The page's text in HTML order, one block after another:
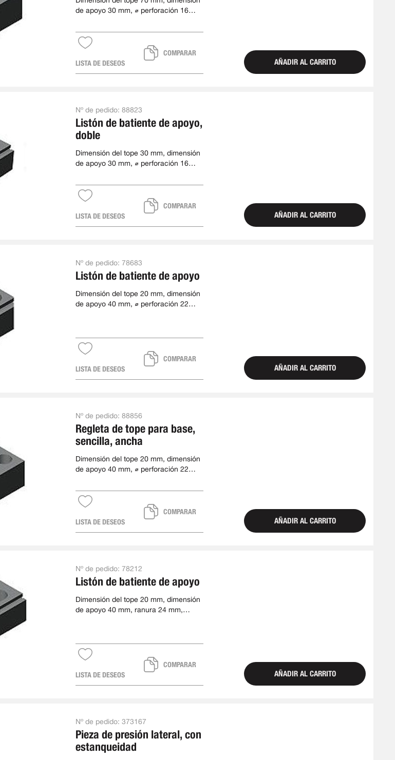
de apoyo 30 mm, ⌀ perforación 16
LISTA DE DESEOS
COMPARAR
AÑADIR AL CARRITO
Nº de pedido: 88823
Listón de batiente de apoyo,
doble
Dimensión del tope 30 mm, dimensión
de apoyo 30 mm, ⌀ perforación 16
LISTA DE DESEOS
COMPARAR
AÑADIR AL CARRITO
Nº de pedido: 78683
Listón de batiente de apoyo
Dimensión del tope 20 mm, dimensión
de apoyo 40 mm, ⌀ perforación 22
LISTA DE DESEOS
COMPARAR
AÑADIR AL CARRITO
Nº de pedido: 88856
Regleta de tope para base,
sencilla, ancha
Dimensión del tope 20 mm, dimensión
de apoyo 40 mm, ⌀ perforación 22
LISTA DE DESEOS
COMPARAR
AÑADIR AL CARRITO
Nº de pedido: 78212
Listón de batiente de apoyo
Dimensión del tope 20 mm, dimensión
de apoyo 40 mm, ranura 24 mm,
LISTA DE DESEOS
COMPARAR
AÑADIR AL CARRITO
Nº de pedido: 373167
Pieza de presión lateral, con
estanqueidad